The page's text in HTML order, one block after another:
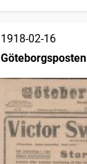
1918-02-16
Göteborgsposten